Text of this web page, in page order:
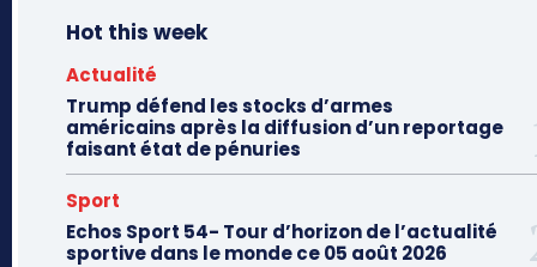
Hot this week
Actualité
Trump défend les stocks d’armes
américains après la diffusion d’un reportage
faisant état de pénuries
Sport
Echos Sport 54- Tour d’horizon de l’actualité
sportive dans le monde ce 05 août 2026